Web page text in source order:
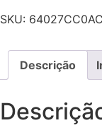
SKU:
Descrição